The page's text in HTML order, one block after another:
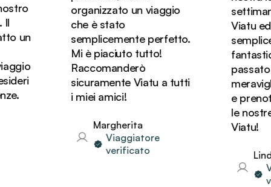
un
organizzato un viaggio
che è stato
semplicemente perfetto.
Mi è piaciuto tutto!
Raccomanderò
sicuramente Viatu a tutti
i miei amici!
Margherita
Viaggiatore
verificato
Viatu ed
passato
e
le nostre
Viatu!
Linda